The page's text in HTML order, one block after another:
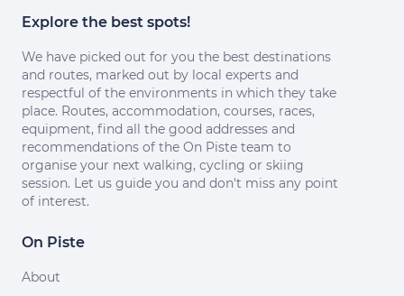
Explore the best spots!
We have picked out for you the best destinations
and routes, marked out by local experts and
respectful of the environments in which they take
place. Routes, accommodation, courses, races,
equipment, find all the good addresses and
recommendations of the On Piste team to
organise your next walking, cycling or skiing
session. Let us guide you and don't miss any point
of interest.
On Piste
About